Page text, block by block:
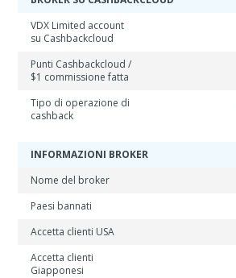
VDX Limited account
su Cashbackcloud
Punti Cashbackcloud /
$1 commissione fatta
Tipo di operazione di
cashback
INFORMAZIONI BROKER
Nome del broker
Paesi bannati
Accetta clienti USA
Accetta clienti
Giapponesi